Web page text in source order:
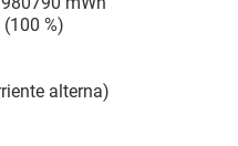
%)
alterna)